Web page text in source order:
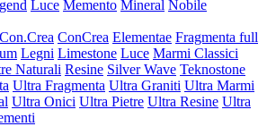
Luce Memento Mineral Nobile
Con.Crea ConCrea Elementae Fragmenta full
Legni Limestone Luce Marmi Classici
Naturali Resine Silver Wave Teknostone
Ultra Fragmenta Ultra Graniti Ultra Marmi
Ultra Onici Ultra Pietre Ultra Resine Ultra